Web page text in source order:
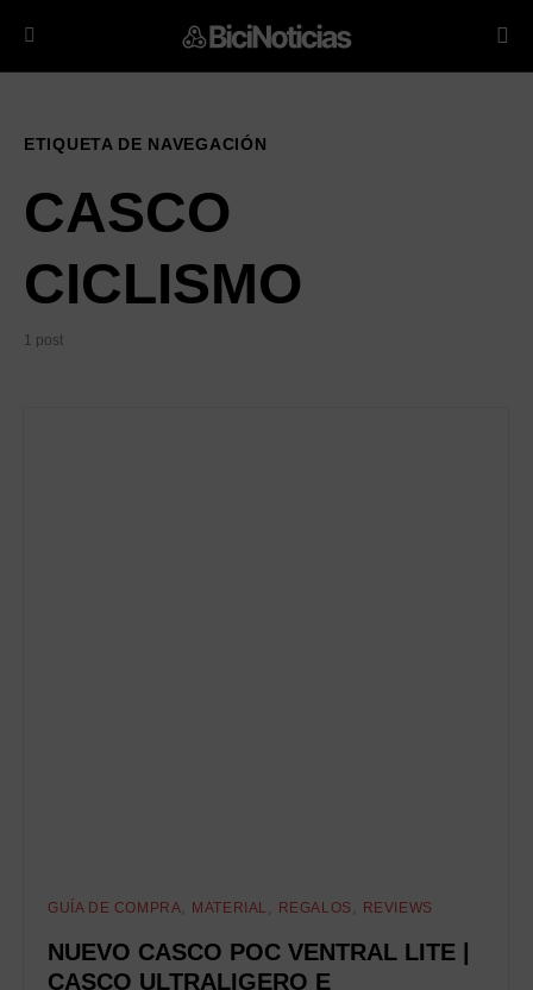
ETIQUETA DE NAVEGACIÓN
CASCO
CICLISMO
1 post
GUÍA DE COMPRA MATERIAL REGALOS REVIEWS
NUEVO CASCO POC VENTRAL LITE |
CASCO ULTRALIGERO E